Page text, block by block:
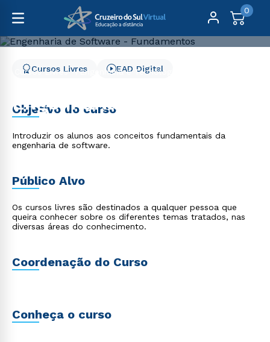
0
Cursos Livres
Engenharia e Tecnologia
Engenharia de Software -
Fundamentos
Cursos Livres EAD Digital
Objetivo do curso
Introduzir os alunos aos conceitos fundamentais da
engenharia de software.
Público Alvo
Os cursos livres são destinados a qualquer pessoa que
queira conhecer sobre os diferentes temas tratados, nas
diversas áreas do conhecimento.
Coordenação do Curso
Conheça o curso